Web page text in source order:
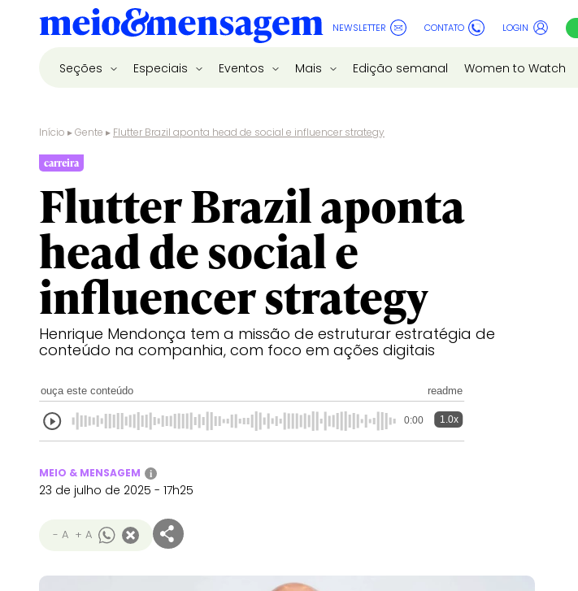
NEWSLETTER CONTATO LOGIN
Seções Especiais Eventos Mais Edição semanal Women to Watch
Início ▸Gente ▸ Flutter Brazil aponta head de social e influencer strategy
carreira
Flutter Brazil aponta
head de social e
influencer strategy
Henrique Mendonça tem a missão de estruturar estratégia de
conteúdo na companhia, com foco em ações digitais
ouça este conteúdo readme
0:00 1.0x
MEIO & MENSAGEM i
23 de julho de 2025 - 17h25
- A + A